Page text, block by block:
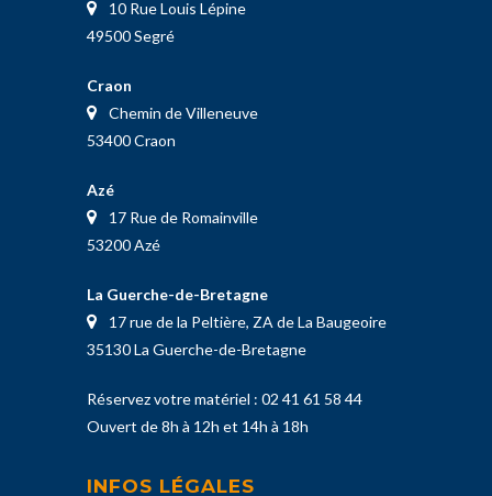
10 Rue Louis Lépine
49500 Segré
Craon
Chemin de Villeneuve
53400 Craon
Azé
17 Rue de Romainville
53200 Azé
La Guerche-de-Bretagne
17 rue de la Peltière, ZA de La Baugeoire
35130 La Guerche-de-Bretagne
Réservez votre matériel : 02 41 61 58 44
Ouvert de 8h à 12h et 14h à 18h
INFOS LÉGALES